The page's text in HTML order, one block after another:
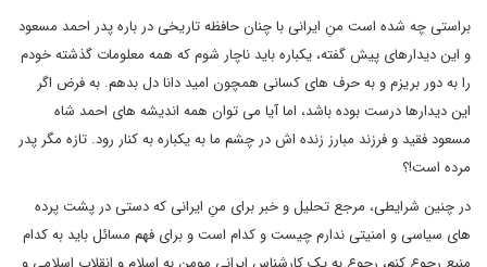
براستی چه شده است منِ ایرانی با چنان حافظه تاریخی در باره پدر احمد مسعود
و این دیدارهای پیش گفته، یکباره باید ناچار شوم که همه معلومات گذشته خودم
را به دور بریزم و به حرف های کسانی همچون امید دانا دل بدهم. به فرض اگر
این دیدارها درست بوده باشد، اما آیا می توان همه اندیشه های احمد شاه
مسعود فقید و فرزند مبارز زنده اش در چشم ما به یکباره به کنار رود. تازه مگر پدر
مرده است!؟
در چنین شرایطی، مرجع تحلیل و خبر برای منِ ایرانی که دستی در پشت پرده
های سیاسی و امنیتی ندارم چیست و کدام است و برای فهم مسائل باید به کدام